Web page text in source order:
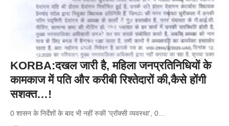
KORBA:दखल जारी है, महिला जनप्रतिनिधियों के
कामकाज में पति और करीबी रिश्तेदारों की,कैसे होंगी
सशक्त…!
0 शासन के निर्देशों के बाद भी नहीं रुकी 'प्रॉक्सी व्यवस्था', 0…